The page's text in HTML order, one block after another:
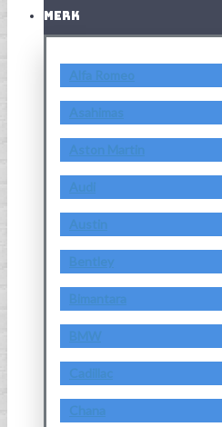
MERK
Alfa Romeo
Asahimas
Aston Martin
Audi
Austin
Bentley
Bimantara
BMW
Cadillac
Chana